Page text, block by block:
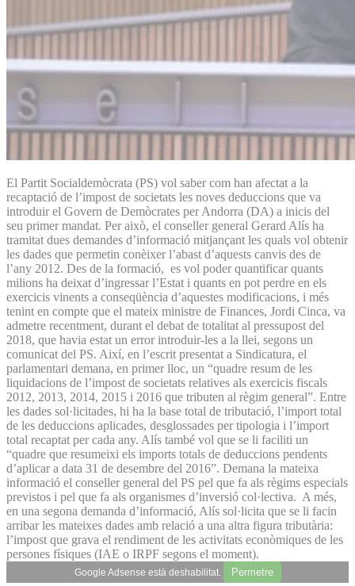
El Partit Socialdemòcrata (PS) vol saber com han afectat a la
recaptació de l’impost de societats les noves deduccions que va
introduir el Govern de Demòcrates per Andorra (DA) a inicis del
seu primer mandat. Per això, el conseller general Gerard Alís ha
tramitat dues demandes d’informació mitjançant les quals vol obtenir
les dades que permetin conèixer l’abast d’aquests canvis des de
l’any 2012. Des de la formació, es vol poder quantificar quants
milions ha deixat d’ingressar l’Estat i quants en pot perdre en els
exercicis vinents a conseqüència d’aquestes modificacions, i més
tenint en compte que el mateix ministre de Finances, Jordi Cinca, va
admetre recentment, durant el debat de totalitat al pressupost del
2018, que havia estat un error introduir-les a la llei, segons un
comunicat del PS. Així, en l’escrit presentat a Sindicatura, el
parlamentari demana, en primer lloc, un “quadre resum de les
liquidacions de l’impost de societats relatives als exercicis fiscals
2012, 2013, 2014, 2015 i 2016 que tributen al règim general”. Entre
les dades sol·licitades, hi ha la base total de tributació, l’import total
de les deduccions aplicades, desglossades per tipologia i l’import
total recaptat per cada any. Alís també vol que se li faciliti un
“quadre que resumeixi els imports totals de deduccions pendents
d’aplicar a data 31 de desembre del 2016”. Demana la mateixa
informació el conseller general del PS pel que fa als règims especials
previstos i pel que fa als organismes d’inversió col·lectiva. A més,
en una segona demanda d’informació, Alís sol·licita que se li facin
arribar les mateixes dades amb relació a una altra figura tributària:
l’impost que grava el rendiment de les activitats econòmiques de les
persones físiques (IAE o IRPF segons el moment).
Google Adsense està deshabilitat. Permetre